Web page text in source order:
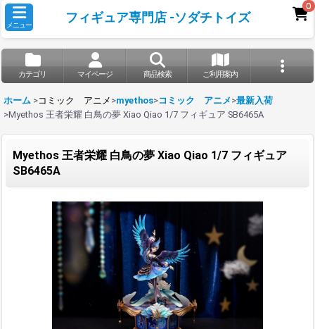
メニュー
フィギュア専門店 -ソダチトイズ
0
カテゴリ マイページ 商品検索 ご利用案内
ホーム >コミック アニメ >myethos>コミック アニメ >最新入荷
>Myethos 王者栄耀 白鳥の夢 Xiao Qiao 1/7 フィギュア SB6465A
Myethos 王者栄耀 白鳥の夢 Xiao Qiao 1/7 フィギュア
SB6465A